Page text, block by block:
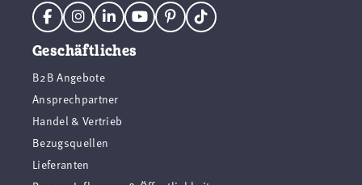
Geschäftliches
B2B Angebote
Ansprechpartner
Handel & Vertrieb
Bezugsquellen
Lieferanten